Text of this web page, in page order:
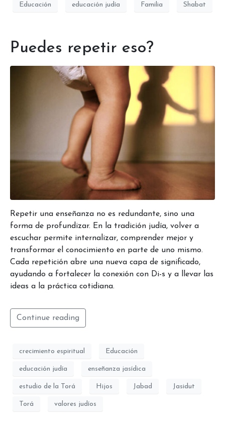
Educación educación judía Familia Shabat
Puedes repetir eso?
Repetir una enseñanza no es redundante, sino una
forma de profundizar. En la tradición judía, volver a
escuchar permite internalizar, comprender mejor y
transformar el conocimiento en parte de uno mismo.
Cada repetición abre una nueva capa de significado,
ayudando a fortalecer la conexión con Di-s y a llevar las
ideas a la práctica cotidiana.
Continue reading
crecimiento espiritual Educación
educación judía enseñanza jasídica
estudio de la Torá Hijos Jabad Jasidut
Torá valores judíos